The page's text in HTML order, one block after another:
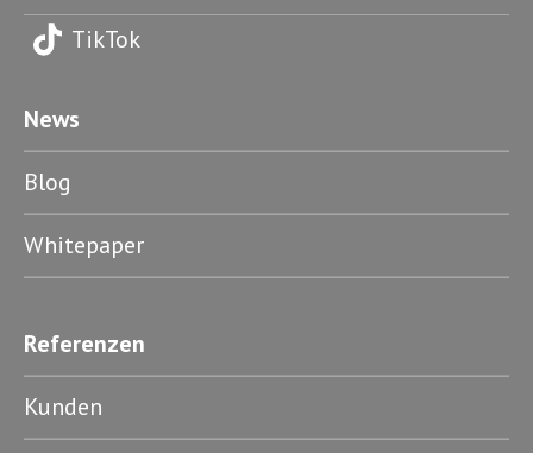
TikTok
News
Blog
Whitepaper
Referenzen
Kunden